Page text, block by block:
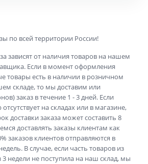
по всей территории России!
зависят от наличия товаров на нашем
Если в момент оформления
товары есть в наличии в розничном
складе, то мы доставим или
заказ в течение 1 - 3 дней. Если
на складах или в магазине,
доставки заказа может составить 8
доставлять заказы клиентам как
заказов клиентов отправляются в
В случае, если часть товаров из
3 недели не поступила на наш склад, мы